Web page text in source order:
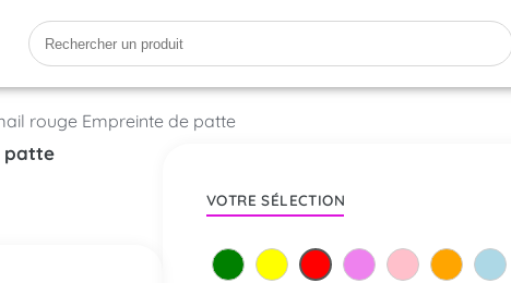
rouge Empreinte de patte
patte
VOTRE SÉLECTION